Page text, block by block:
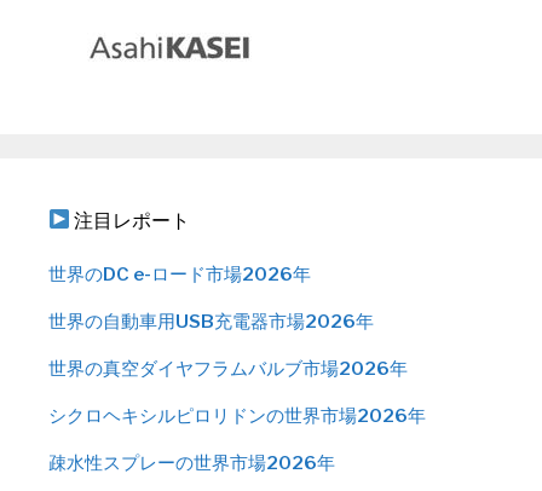
注目レポート
世界のDC e-ロード市場2026年
世界の自動車用USB充電器市場2026年
世界の真空ダイヤフラムバルブ市場2026年
シクロヘキシルピロリドンの世界市場2026年
疎水性スプレーの世界市場2026年